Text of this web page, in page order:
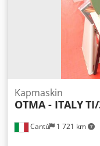
Cantù 1 721 km
Kapmaskin
OTMA - ITALY